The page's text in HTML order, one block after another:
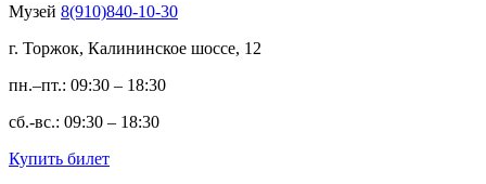
Музей 8(910)840-10-30
г. Торжок, Калининское шоссе, 12
пн.–пт.: 09:30 – 18:30
сб.-вс.: 09:30 – 18:30
Купить билет